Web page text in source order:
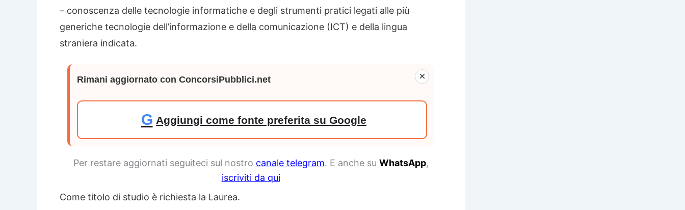
– conoscenza delle tecnologie informatiche e degli strumenti pratici legati alle più
generiche tecnologie dell’informazione e della comunicazione (ICT) e della lingua
straniera indicata.
×
Rimani aggiornato con ConcorsiPubblici.net
G Aggiungi come fonte preferita su Google
Per restare aggiornati seguiteci sul nostro canale telegram. E anche su WhatsApp,
iscriviti da qui
Come titolo di studio è richiesta la Laurea.